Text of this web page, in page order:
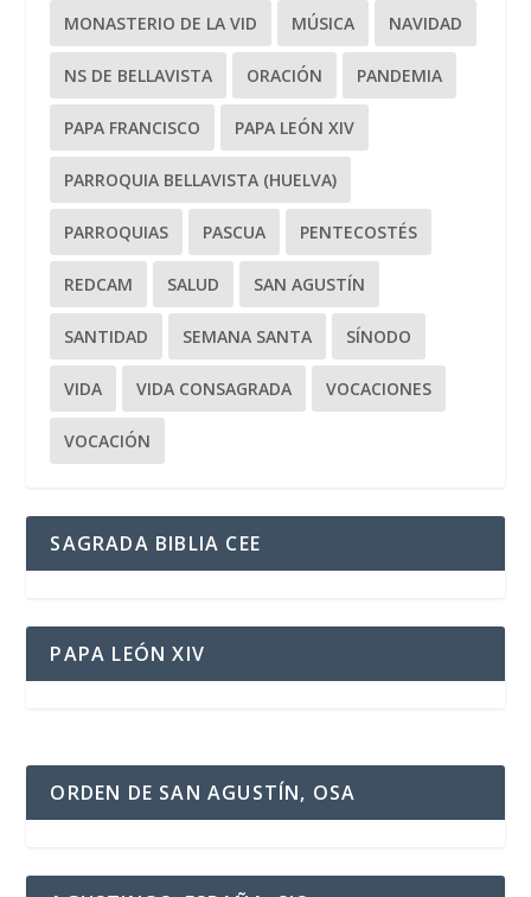
MONASTERIO DE LA VID MÚSICA NAVIDAD
NS DE BELLAVISTA ORACIÓN PANDEMIA
PAPA FRANCISCO PAPA LEÓN XIV
PARROQUIA BELLAVISTA (HUELVA)
PARROQUIAS PASCUA PENTECOSTÉS
REDCAM SALUD SAN AGUSTÍN
SANTIDAD SEMANA SANTA SÍNODO
VIDA VIDA CONSAGRADA VOCACIONES
VOCACIÓN
SAGRADA BIBLIA CEE
PAPA LEÓN XIV
ORDEN DE SAN AGUSTÍN, OSA